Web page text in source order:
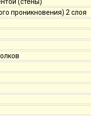
(стены)
проникновения) 2 слоя